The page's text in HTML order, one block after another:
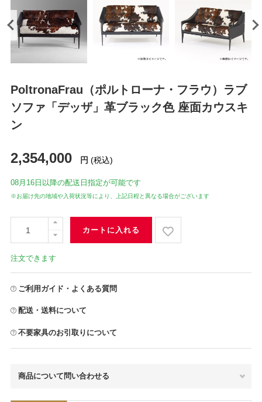
PoltronaFrau（ポルトローナ・フラウ）ラブ
ソファ「デッザ」革ブラック色 座面カウスキ
ン
2,354,000 円 (税込)
08月16日 以降の配送日指定が可能です
※お届け先の地域や入荷状況等により、上記日程と異なる場合がございます
カートに入れる
注文できます
ご利用ガイド・よくある質問
配送・送料について
不要家具のお引取りについて
商品について問い合わせる